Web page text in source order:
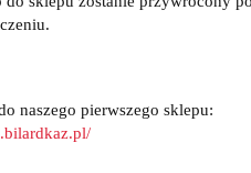
naszego pierwszego sklepu: